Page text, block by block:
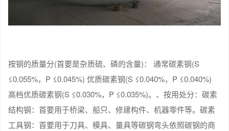
按钢的质量分(首要是杂质硫、磷的含量)： 通常碳素钢(S
≤0.055%，P ≤0.045%) 优质碳素钢(S ≤0.040%，P ≤0.040%)
高档优质碳素钢(S ≤0.030%，P ≤0.035%)。、按用处分：碳素
结构钢：首要用于桥梁、船只、修建构件、机器零件等。碳素
工具钢：首要用于刀具、模具、量具等碳钢弯头依照碳钢的商